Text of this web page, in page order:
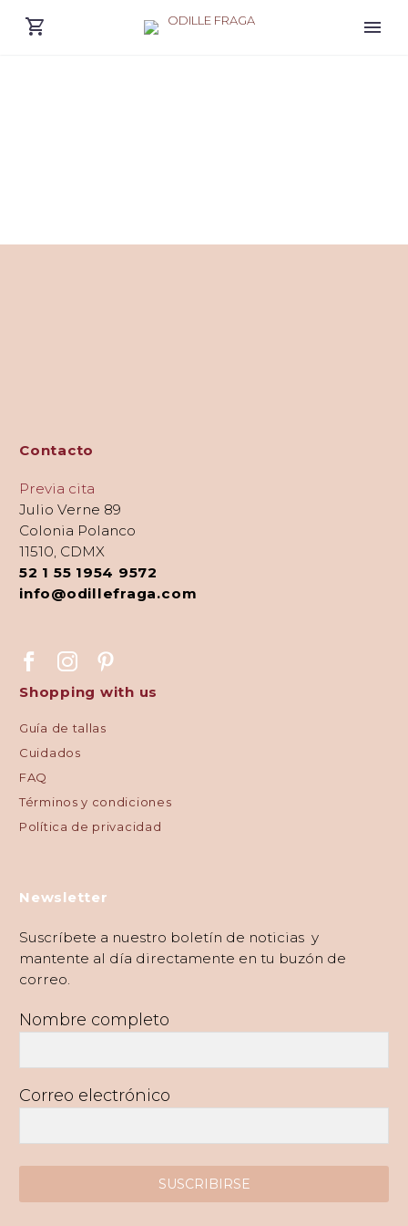
Contacto
Previa cita
Julio Verne 89
Colonia Polanco
11510, CDMX
52 1 55 1954 9572
info@odillefraga.com
Shopping with us
Guía de tallas
Cuidados
FAQ
Términos y condiciones
Política de privacidad
Newsletter
Suscríbete a nuestro boletín de noticias y
mantente al día directamente en tu buzón de
correo.
Nombre completo
Correo electrónico
SUSCRIBIRSE